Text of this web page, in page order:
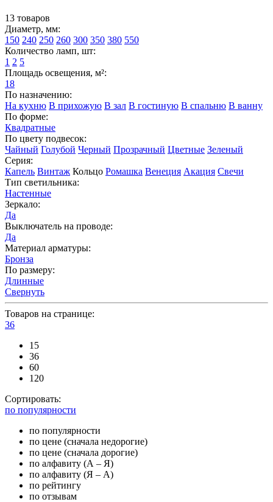
13 товаров
Диаметр, мм:
150 240 250 260 300 350 380 550
Количество ламп, шт:
1 2 5
Площадь освещения, м²:
18
По назначению:
На кухню В прихожую В зал В гостиную В спальню В ванну
По форме:
Квадратные
По цвету подвесок:
Чайный Голубой Черный Прозрачный Цветные Зеленый
Серия:
Капель Винтаж Кольцо Ромашка Венеция Акация Свечи
Тип светильника:
Настенные
Зеркало:
Да
Выключатель на проводе:
Да
Материал арматуры:
Бронза
По размеру:
Длинные
Свернуть
Товаров на странице:
36
15
36
60
120
Сортировать:
по популярности
по популярности
по цене (сначала недорогие)
по цене (сначала дорогие)
по алфавиту (А – Я)
по алфавиту (Я – А)
по рейтингу
по отзывам